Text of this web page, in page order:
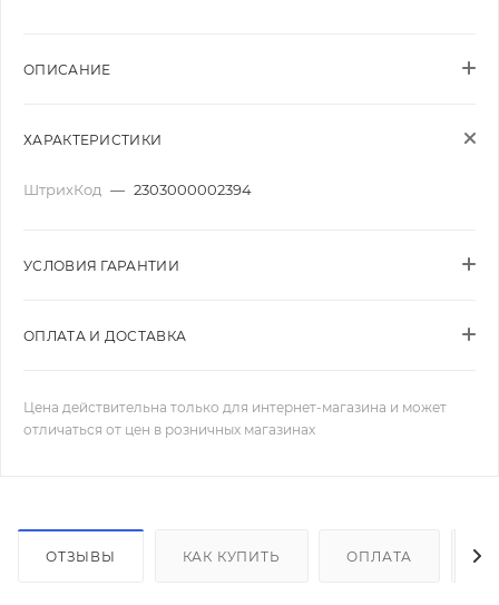
ОПИСАНИЕ
ХАРАКТЕРИСТИКИ
ШтрихКод — 2303000002394
УСЛОВИЯ ГАРАНТИИ
ОПЛАТА И ДОСТАВКА
Цена действительна только для интернет-магазина и может
отличаться от цен в розничных магазинах
ОТЗЫВЫ КАК КУПИТЬ ОПЛАТА